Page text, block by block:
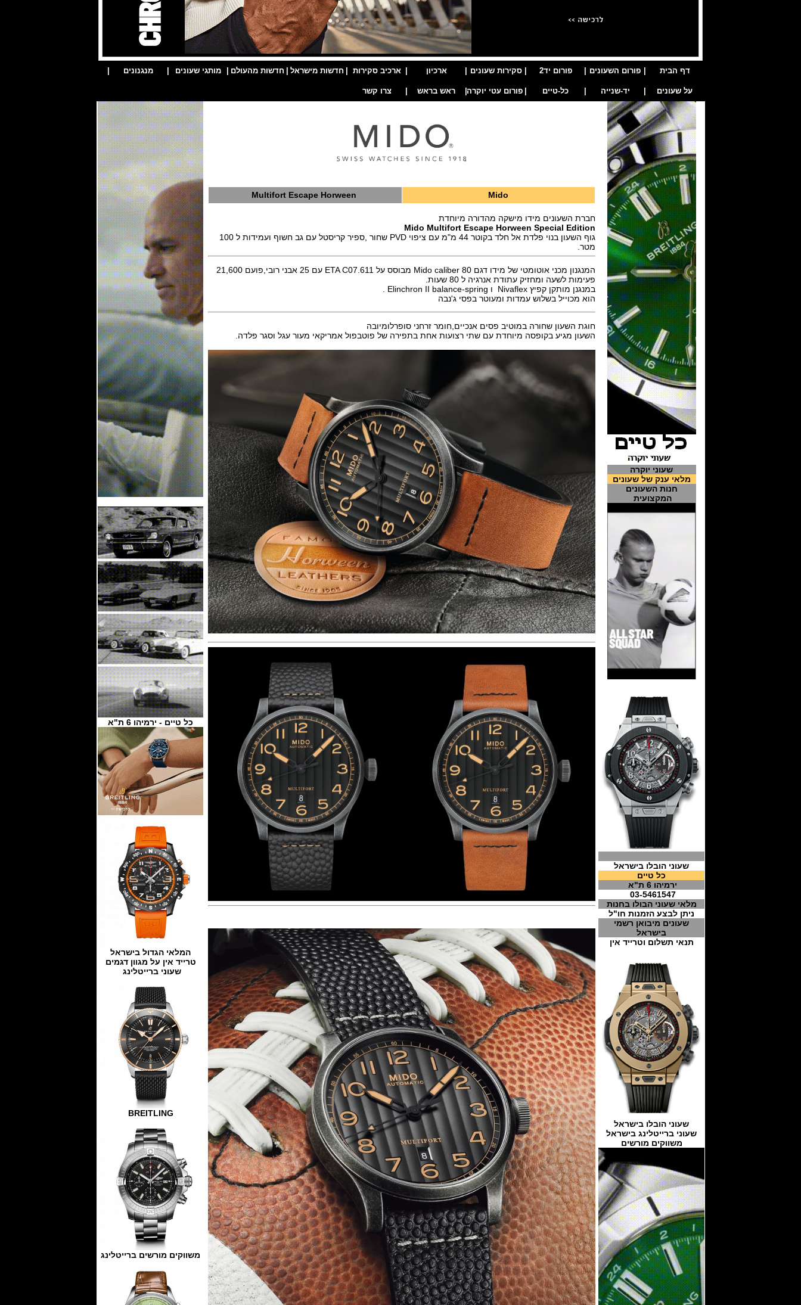
דף הבית פורום השעונים פורום יד2 סקירות שעונים ארכיון ארכיב סקירות חדשות מישראל חדשות מהעולם מותגי שעונים מנגנונים
על שעונים יד-שנייה כל-טיים פורום עטי יוקרה ראש בראש צרו קשר
שעוני יוקרה
מלאי ענק של שעונים
חנות השעונים
המקצועית
שעוני הובלו בישראל
כל טיים
ירמיהו 6 ת"א
03-5461547
מלאי שעוני הבולו בחנות
ניתן לבצע הזמנות חו"ל
שעונים מיבואן רשמי
בישראל
תנאי תשלום וטרייד אין
שעוני הובלו בישראל
שעוני ברייטלינג בישראל
משווקים מורשים
Mido
Multifort Escape Horween
חברת השעונים מידו מישקה מהדורה מיוחדת
Mido Multifort Escape Horween Special Edition
גוף השעון בנוי פלדת אל חלד בקוטר 44 מ"מ עם ציפוי PVD שחור ,ספיר קריסטל עם גב חשוף ועמידות ל 100
מטר.
המנגנון מכני אוטומטי של מידו דגם Mido caliber 80 מבוסס על ETA C07.611 עם 25 אבני רובי,פועם 21,600
פעימות לשעה ומחזיק עתודת אנרגיה ל 80 שעות.
במנגנן מותקן קפיץ Nivaflex ו Elinchron II balance-spring .
הוא מכוייל בשלוש עמדות ומעוטר בפסי ג'נבה
חוגת השעון שחורה במוטיב פסים אנכיים,חומר זרחני סופרלומיובה
השעון מגיע בקופסה מיוחדת עם שתי רצועות אחת בתפירה של פוטבפול אמריקאי מעור עגל וסגר פלדה.
כל טיים - ירמיהו 6 ת"א
המלאי הגדול בישראל
טרייד אין על מגוון דגמים
שעוני ברייטלינג
BREITLING
משווקים מורשים ברייטלינג